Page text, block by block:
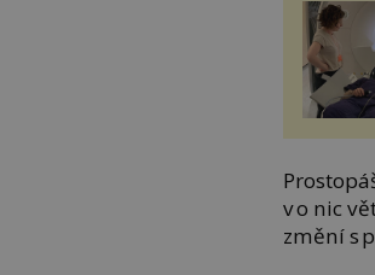
v o nic
změní s